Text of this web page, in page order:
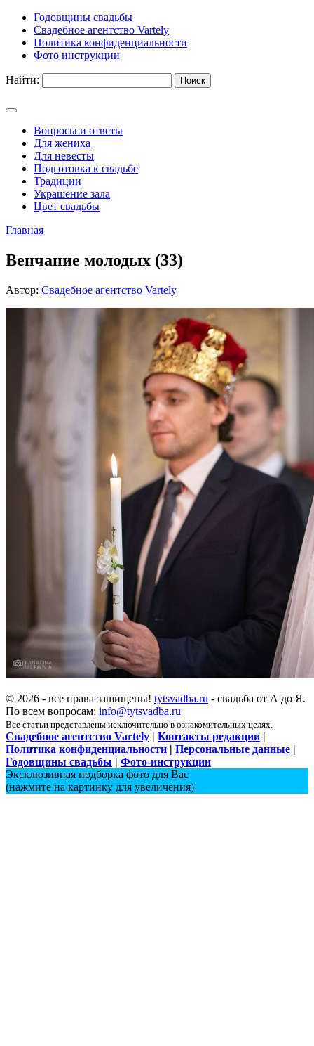
Годовщины свадьбы
Свадебное агентство Vartely
Политика конфиденциальности
Фото инструкции
Найти:
Вопросы и ответы
Для жениха
Для невесты
Подготовка к свадьбе
Традиции
Украшение зала
Цвет свадьбы
Главная
Венчание молодых (33)
Автор: Свадебное агентство Vartely
© 2026 - все права защищены! tytsvadba.ru - свадьба от А до Я.
По всем вопросам: info@tytsvadba.ru
Все статьи представлены исключительно в ознакомительных целях.
Свадебное агентство Vartely | Контакты редакции |
Политика конфиденциальности | Персональные данные |
Годовщины свадьбы | Фото-инструкции
Эксклюзивная подборка фото для Вас
(нажмите на картинку для увеличения)